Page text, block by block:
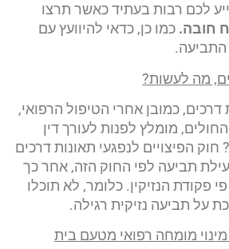
לכם רבות בעתיד כאשר תרצו
חובה. כמו כן, כדאי להיוועץ עם
התביעה.
מה לעשות?
כמובן אחרי הטיפול הרפואי,
מומלץ לפנות לעורך דין
הפיצויים לנפגעי תאונות דרכים
תביעה לפי החוק הזה, אחר כך
פקודת הנזיקין. כלומר, לא תוכלו
על תביעה נזיקית רגילה.
מומחה רפואי מטעם בית